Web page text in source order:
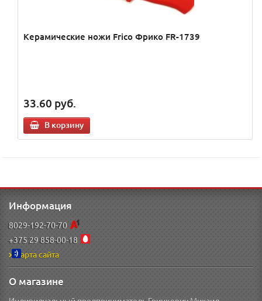
Керамические ножи Frico Фрико FR-1739
33.60 руб.
В корзину
Информация
8029-192-70-70
+375 29 858-00-18
Карта сайта
О магазине